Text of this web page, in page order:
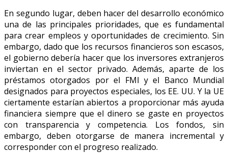
En segundo lugar, deben hacer del desarrollo económico
una de las principales prioridades, que es fundamental
para crear empleos y oportunidades de crecimiento. Sin
embargo, dado que los recursos financieros son escasos,
el gobierno debería hacer que los inversores extranjeros
inviertan en el sector privado. Además, aparte de los
préstamos otorgados por el FMI y el Banco Mundial
designados para proyectos especiales, los EE. UU. Y la UE
ciertamente estarían abiertos a proporcionar más ayuda
financiera siempre que el dinero se gaste en proyectos
con transparencia y competencia. Los fondos, sin
embargo, deben otorgarse de manera incremental y
corresponder con el progreso realizado.